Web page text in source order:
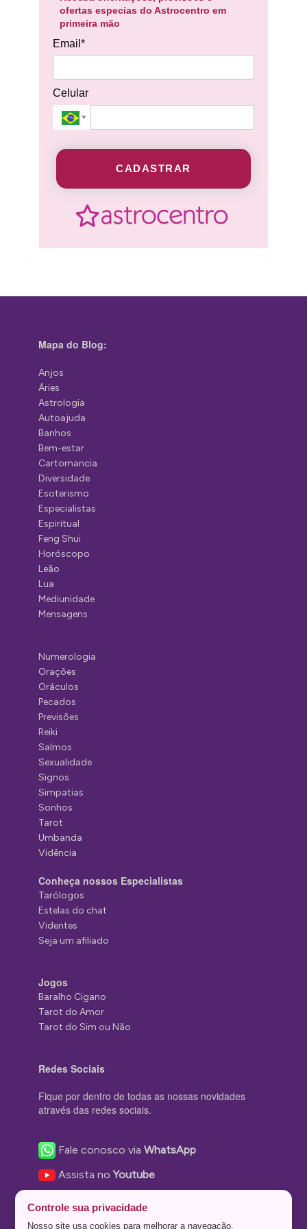
ofertas especias do Astrocentro em
primeira mão
Email*
Celular
CADASTRAR
Mapa do Blog:
Anjos
Áries
Astrologia
Autoajuda
Banhos
Bem-estar
Cartomancia
Diversidade
Esoterismo
Especialistas
Espiritual
Feng Shui
Horóscopo
Leão
Lua
Mediunidade
Mensagens
Numerologia
Orações
Oráculos
Pecados
Previsões
Reiki
Salmos
Sexualidade
Signos
Simpatias
Sonhos
Tarot
Umbanda
Vidência
Conheça nossos Especialistas
Tarólogos
Estelas do chat
Videntes
Seja um afiliado
Jogos
Baralho Cigano
Tarot do Amor
Tarot do Sim ou Não
Redes Sociais
Fique por dentro de todas as nossas novidades
através das redes sociais.
Fale conosco viaWhatsApp
Assista noYoutube
Nos siga no Instagram
Controle sua privacidade
Nosso site usa cookies para melhorar a navegação.